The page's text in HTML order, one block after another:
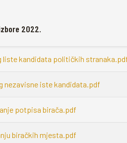
2022.
liste kandidata političkih
nezavisne iste kandidata.pdf
potpisa birača.pdf
biračkih mjesta.pdf